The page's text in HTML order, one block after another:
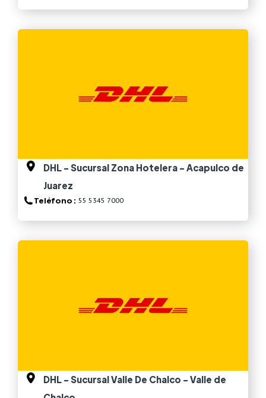
DHL - Sucursal Zona Hotelera - Acapulco de
Juarez
Teléfono : 55 5345 7000
DHL - Sucursal Valle De Chalco - Valle de